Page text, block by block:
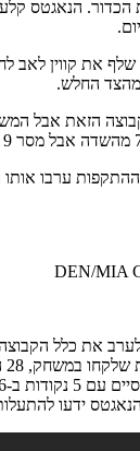
הזאת אבל
נקודות ב-8/14 מהשדה,
DEN/MIA
ידעו